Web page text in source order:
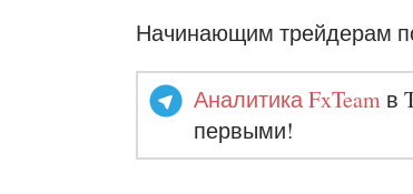
Начинающим трейдерам
Аналитика FxTeam в
первыми!